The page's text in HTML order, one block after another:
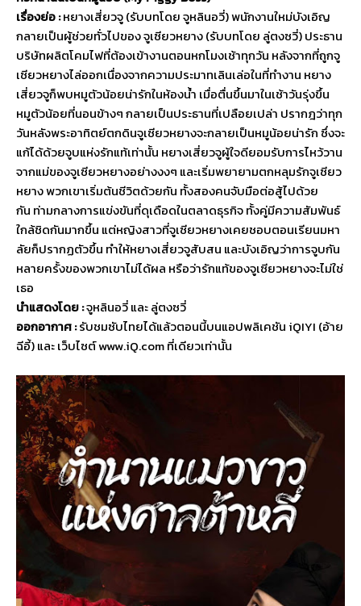
เรื่องย่อ :หยางเสี่ยวจู (รับบทโดย จูหลินอวี่) พนักงานใหม่บังเอิญ
กลายเป็นผู้ช่วยทั่วไปของ จูเซียวหยาง (รับบทโดย ลู่ตงซวี่) ประธาน
บริษัทผลิตโคมไฟที่ต้องเข้างานตอนหกโมงเช้าทุกวัน หลังจากที่ถูกจู
เซียวหยางไล่ออกเนื่องจากความประมาทเลินเล่อในที่ทำงาน หยาง
เสี่ยวจูก็พบหมูตัวน้อยน่ารักในห้องน้ำ เมื่อตื่นขึ้นมาในเช้าวันรุ่งขึ้น
หมูตัวน้อยที่นอนข้างๆ กลายเป็นประธานที่เปลือยเปล่า ปรากฎว่าทุก
วันหลังพระอาทิตย์ตกดินจูเซียวหยางจะกลายเป็นหมูน้อยน่ารัก ซึ่งจะ
แก้ได้ด้วยจูบแห่งรักแท้เท่านั้น หยางเสี่ยวจูผู้ใจดียอมรับการไหว้วาน
จากแม่ของจูเซียวหยางอย่างงงๆ และเริ่มพยายามตกหลุมรักจูเซียว
หยาง พวกเขาเริ่มต้นชีวิตด้วยกัน ทั้งสองคนจับมือต่อสู้ไปด้วย
กัน ท่ามกลางการแข่งขันที่ดุเดือดในตลาดธุรกิจทั้งคู่มีความสัมพันธ์
ใกล้ชิดกันมากขึ้น แต่หญิงสาวที่จูเซียวหยางเคยชอบตอนเรียนมหา
ลัยก็ปรากฏตัวขึ้น ทำให้หยางเสี่ยวจูสับสน และบังเอิญว่าการจูบกัน
หลายครั้งของพวกเขาไม่ได้ผล หรือว่ารักแท้ของจูเซียวหยางจะไม่ใช่
เธอ
นำแสดงโดย :จูหลินอวี่ และ ลู่ตงซวี่
ออกอากาศ :รับชมซับไทยได้แล้วตอนนี้บนแอปพลิเคชัน iQIYI (อ้าย
ฉีอี้) และ เว็บไซต์www.iQ.comที่เดียวเท่านั้น